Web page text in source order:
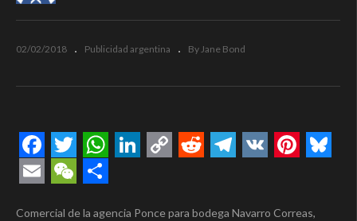
02/02/2018 Publicidad argentina By Jane Bond
Facebook
TwitterWhatsApp
Comercial de la agencia Ponce para bodega Navarro Correas,